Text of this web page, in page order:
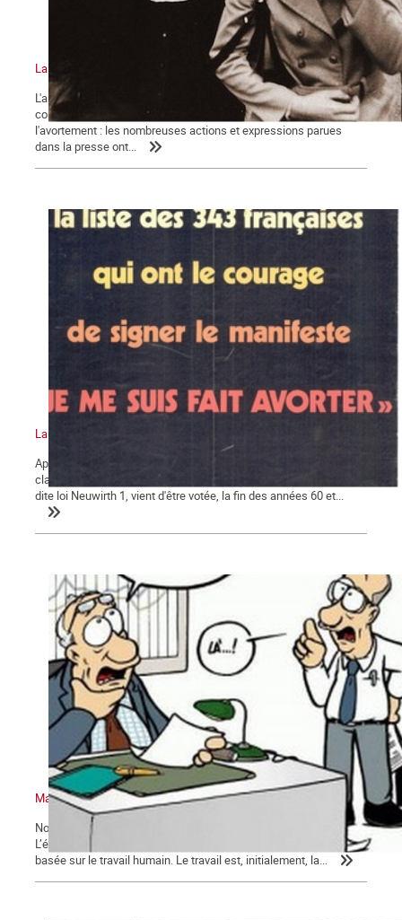
La bataille pour la légalisation de l'avortement, épisode 5
L'année 1971 se clot dans une perspective nouvelle pour la
condition des femmes et particulièrement pour le droit à
l'avortement : les nombreuses actions et expressions parues
dans la presse ont...
La bataille pour la légalisation de l'avortement en France (suite)
Après les constats accablants des dégâts dus aux avortements
clandestins, et alors que la loi sur la prophylaxie des naissances,
dite loi Neuwirth 1, vient d'être votée, la fin des années 60 et...
Marxisme économie – 2 : Retour sur quelques idées reçues
Nous poursuivons ici notre exposé sur l’économie et le marxisme.
L’économie, comme nous l’avons précédemment montré, est
basée sur le travail humain. Le travail est, initialement, la...